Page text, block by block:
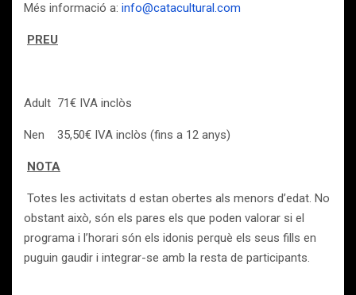
Més informació a: info@catacultural.com
PREU
Adult 71€ IVA inclòs
Nen 35,50€ IVA inclòs (fins a 12 anys)
NOTA
Totes les activitats d estan obertes als menors d’edat. No
obstant això, són els pares els que poden valorar si el
programa i l’horari són els idonis perquè els seus fills en
puguin gaudir i integrar-se amb la resta de participants.